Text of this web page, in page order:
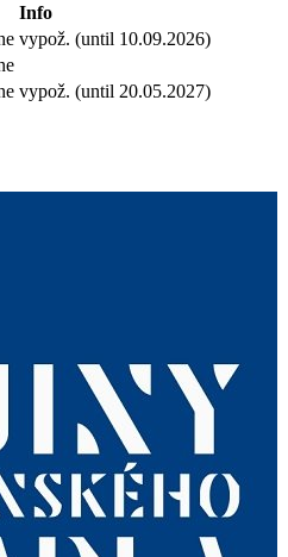
Info
vypož. (until 10.09.2026)
vypož. (until 20.05.2027)